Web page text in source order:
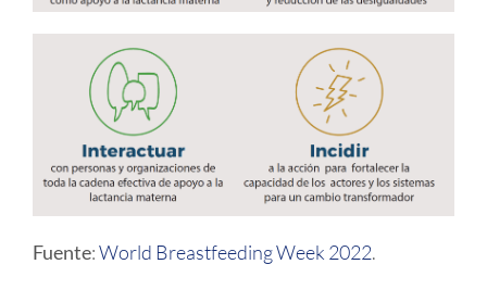
Fuente:World Breastfeeding Week 2022.